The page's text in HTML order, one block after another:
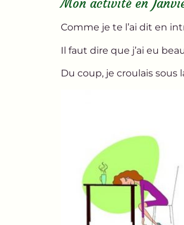
Mon activité en
Comme je te l’ai dit en
Il faut dire que j’ai eu
Du coup, je croulais sous